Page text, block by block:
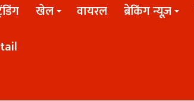
खेल वायरल ब्रेकिंग न्यूज़